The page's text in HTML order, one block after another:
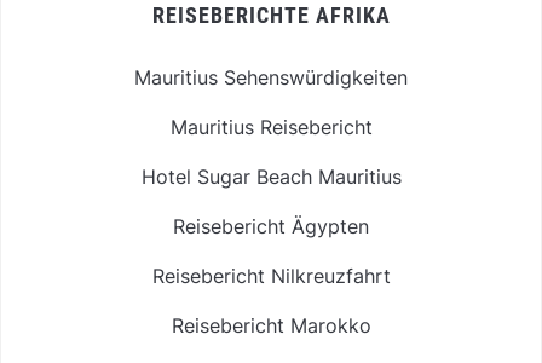
REISEBERICHTE AFRIKA
Mauritius Sehenswürdigkeiten
Mauritius Reisebericht
Hotel Sugar Beach Mauritius
Reisebericht Ägypten
Reisebericht Nilkreuzfahrt
Reisebericht Marokko